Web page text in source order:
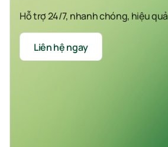
Hỗ trợ 24/7, nhanh chóng, hiệu quả
Liên hệ ngay